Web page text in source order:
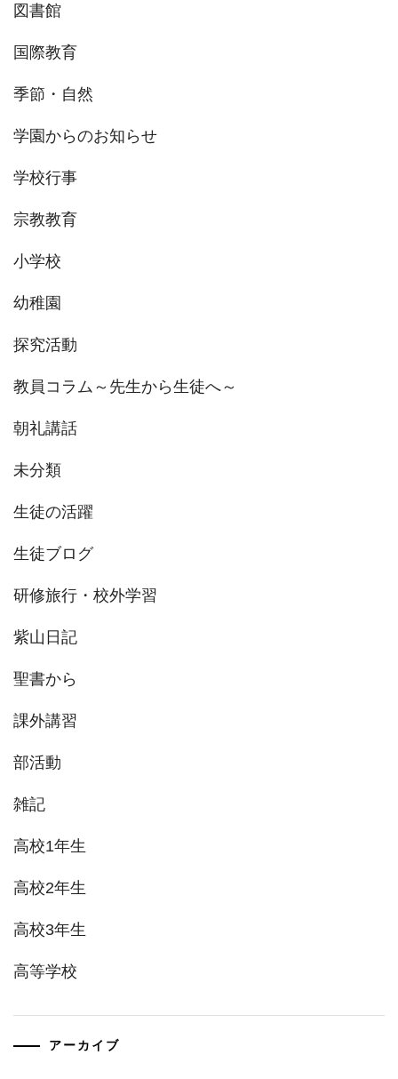
図書館
国際教育
季節・自然
学園からのお知らせ
学校行事
宗教教育
小学校
幼稚園
探究活動
教員コラム～先生から生徒へ～
朝礼講話
未分類
生徒の活躍
生徒ブログ
研修旅行・校外学習
紫山日記
聖書から
課外講習
部活動
雑記
高校1年生
高校2年生
高校3年生
高等学校
アーカイブ